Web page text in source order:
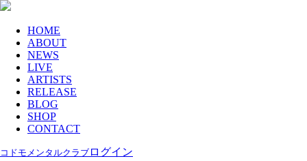
HOME
ABOUT
NEWS
LIVE
ARTISTS
RELEASE
BLOG
SHOP
CONTACT
コドモメンタルクラブ ログイン